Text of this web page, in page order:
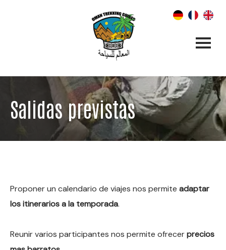
Salidas previstas
Proponer un calendario de viajes nos permite adaptar
los itinerarios a la temporada.
Reunir varios participantes nos permite ofrecerprecios